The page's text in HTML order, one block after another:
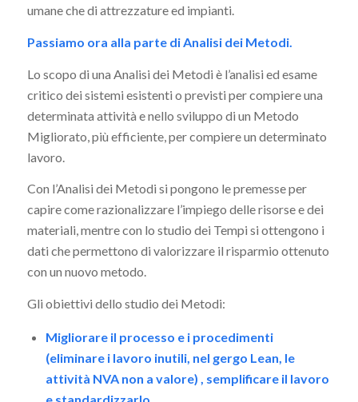
umane che di attrezzature ed impianti.
Passiamo ora alla parte di Analisi dei Metodi.
Lo scopo di una Analisi dei Metodi è l’analisi ed esame
critico dei sistemi esistenti o previsti per compiere una
determinata attività e nello sviluppo di un Metodo
Migliorato, più efficiente, per compiere un determinato
lavoro.
Con l’Analisi dei Metodi si pongono le premesse per
capire come razionalizzare l’impiego delle risorse e dei
materiali, mentre con lo studio dei Tempi si ottengono i
dati che permettono di valorizzare il risparmio ottenuto
con un nuovo metodo.
Gli obiettivi dello studio dei Metodi:
Migliorare il processo e i procedimenti
(eliminare i lavoro inutili, nel gergo Lean, le
attività NVA non a valore) , semplificare il lavoro